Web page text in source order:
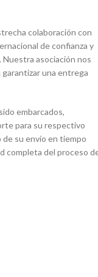
colaboración con
de confianza y
asociación nos
una entrega
embarcados,
para su respectivo
su envío en tiempo
completa del proceso